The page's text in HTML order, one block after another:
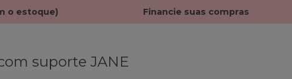
o estoque) Financie suas compras
suporte JANE